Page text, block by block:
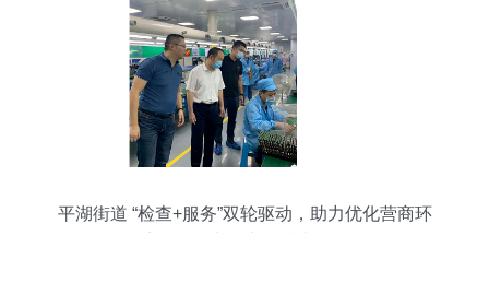
平湖街道 “检查+服务”双轮驱动，助力优化营商环